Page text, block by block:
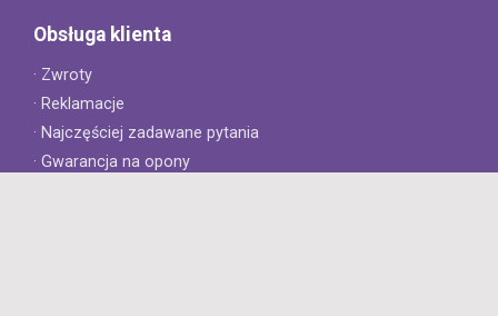
Obsługa klienta
· Zwroty
· Reklamacje
· Najczęściej zadawane pytania
· Gwarancja na opony